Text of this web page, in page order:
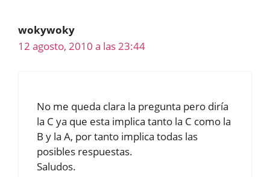
wokywoky
12 agosto, 2010 a las 23:44
No me queda clara la pregunta pero diría
la C ya que esta implica tanto la C como la
B y la A, por tanto implica todas las
posibles respuestas.
Saludos.